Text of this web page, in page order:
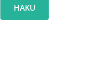
HAKU